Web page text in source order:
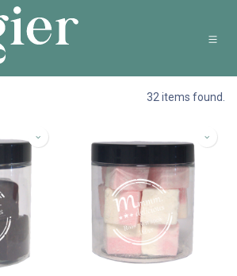
32 items found.